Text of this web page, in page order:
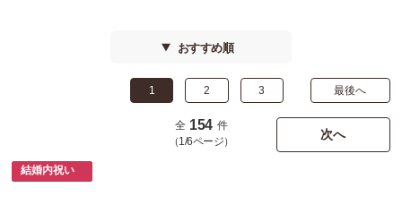
おすすめ順
1 2 3 最後へ
次へ
全 154 件
（1/6ページ）
結婚内祝い